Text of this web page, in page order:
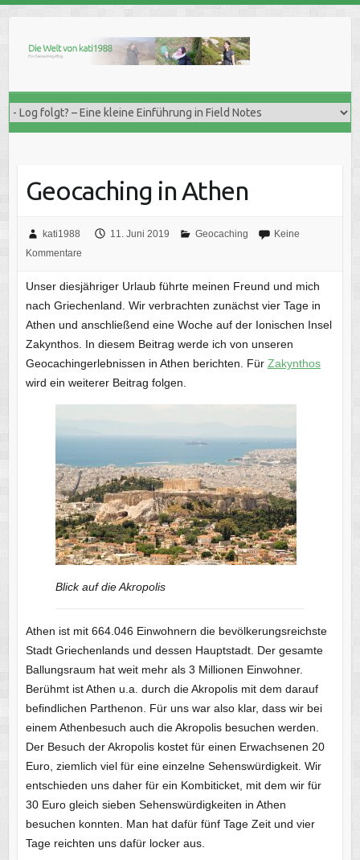
content
Geocaching in Athen
kati1988 11. Juni 2019 Geocaching
Keine
Kommentare
Unser diesjähriger Urlaub führte meinen Freund und mich
nach Griechenland. Wir verbrachten zunächst vier Tage in
Athen und anschließend eine Woche auf der Ionischen Insel
Zakynthos. In diesem Beitrag werde ich von unseren
Geocachingerlebnissen in Athen berichten. Für Zakynthos
wird ein weiterer Beitrag folgen.
Blick auf die Akropolis
Athen ist mit 664.046 Einwohnern die bevölkerungsreichste
Stadt Griechenlands und dessen Hauptstadt. Der gesamte
Ballungsraum hat weit mehr als 3 Millionen Einwohner.
Berühmt ist Athen u.a. durch die Akropolis mit dem darauf
befindlichen Parthenon. Für uns war also klar, dass wir bei
einem Athenbesuch auch die Akropolis besuchen werden.
Der Besuch der Akropolis kostet für einen Erwachsenen 20
Euro, ziemlich viel für eine einzelne Sehenswürdigkeit. Wir
entschieden uns daher für ein Kombiticket, mit dem wir für
30 Euro gleich sieben Sehenswürdigkeiten in Athen
besuchen konnten. Man hat dafür fünf Tage Zeit und vier
Tage reichten uns dafür locker aus.